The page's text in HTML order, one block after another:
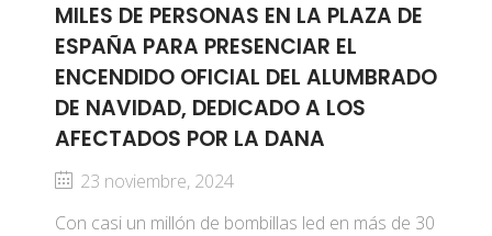
MILES DE PERSONAS EN LA PLAZA DE
ESPAÑA PARA PRESENCIAR EL
ENCENDIDO OFICIAL DEL ALUMBRADO
DE NAVIDAD, DEDICADO A LOS
AFECTADOS POR LA DANA
23 noviembre, 2024
Con casi un millón de bombillas led en más de 30